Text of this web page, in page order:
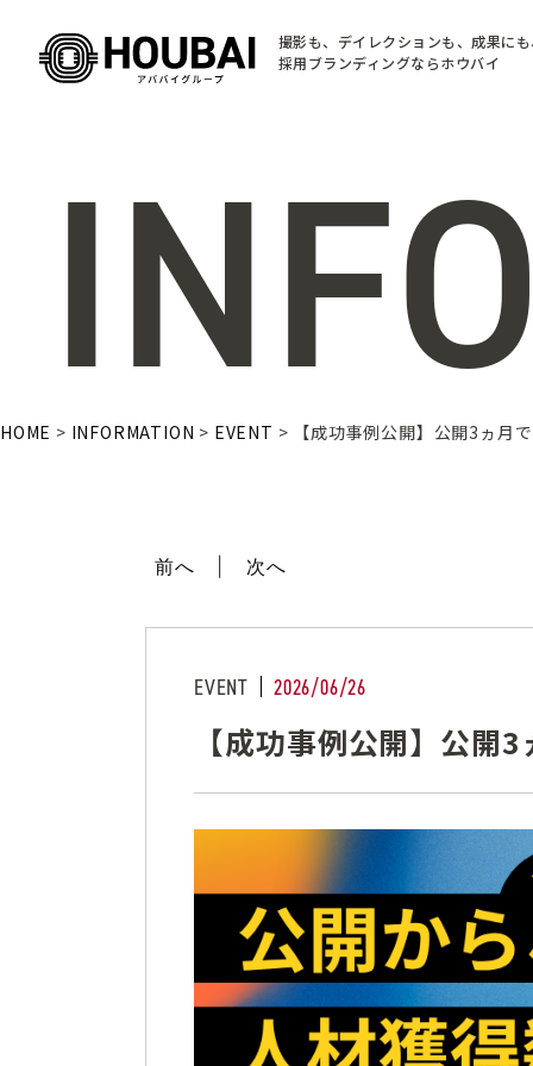
撮影も、デイレクションも、成果に
採用ブランディングならホウバイ
HOME > INFORMATION > EVENT > 【成功事例公開】公開3ヵ月
前へ 次へ
EVENT 2026/06/26
【成功事例公開】公